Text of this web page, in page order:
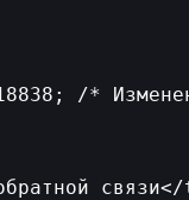
/*